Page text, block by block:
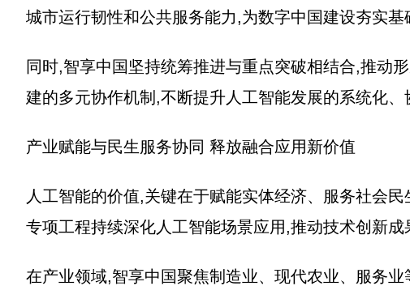
城市运行韧性和公共服务能力,为数字中国建设夯实基
同时,智享中国坚持统筹推进与重点突破相结合,推动
建的多元协作机制,不断提升人工智能发展的系统化、
产业赋能与民生服务协同 释放融合应用新价值
人工智能的价值,关键在于赋能实体经济、服务社会
专项工程持续深化人工智能场景应用,推动技术创新成
在产业领域,智享中国聚焦制造业、现代农业、服务